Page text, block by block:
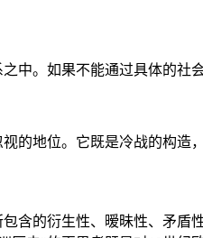
中。如果不能通过具体的
的地位。它既是冷战的构造
含的衍生性、暧昧性、矛